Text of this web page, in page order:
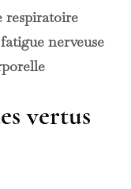
respiratoire
nerveuse
vertus